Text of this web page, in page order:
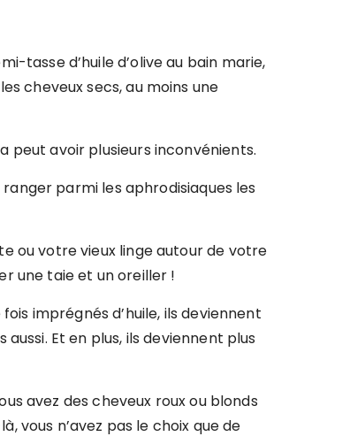
tasse d’huile d’olive au bain marie,
cheveux secs, au moins une
peut avoir plusieurs inconvénients.
ranger parmi les aphrodisiaques les
ou votre vieux linge autour de votre
une taie et un oreiller !
imprégnés d’huile, ils deviennent
Et en plus, ils deviennent plus
avez des cheveux roux ou blonds
vous n’avez pas le choix que de